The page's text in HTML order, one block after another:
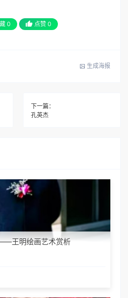
0 点赞 0
生成海报
下一篇：
孔英杰
王明绘画艺术赏析